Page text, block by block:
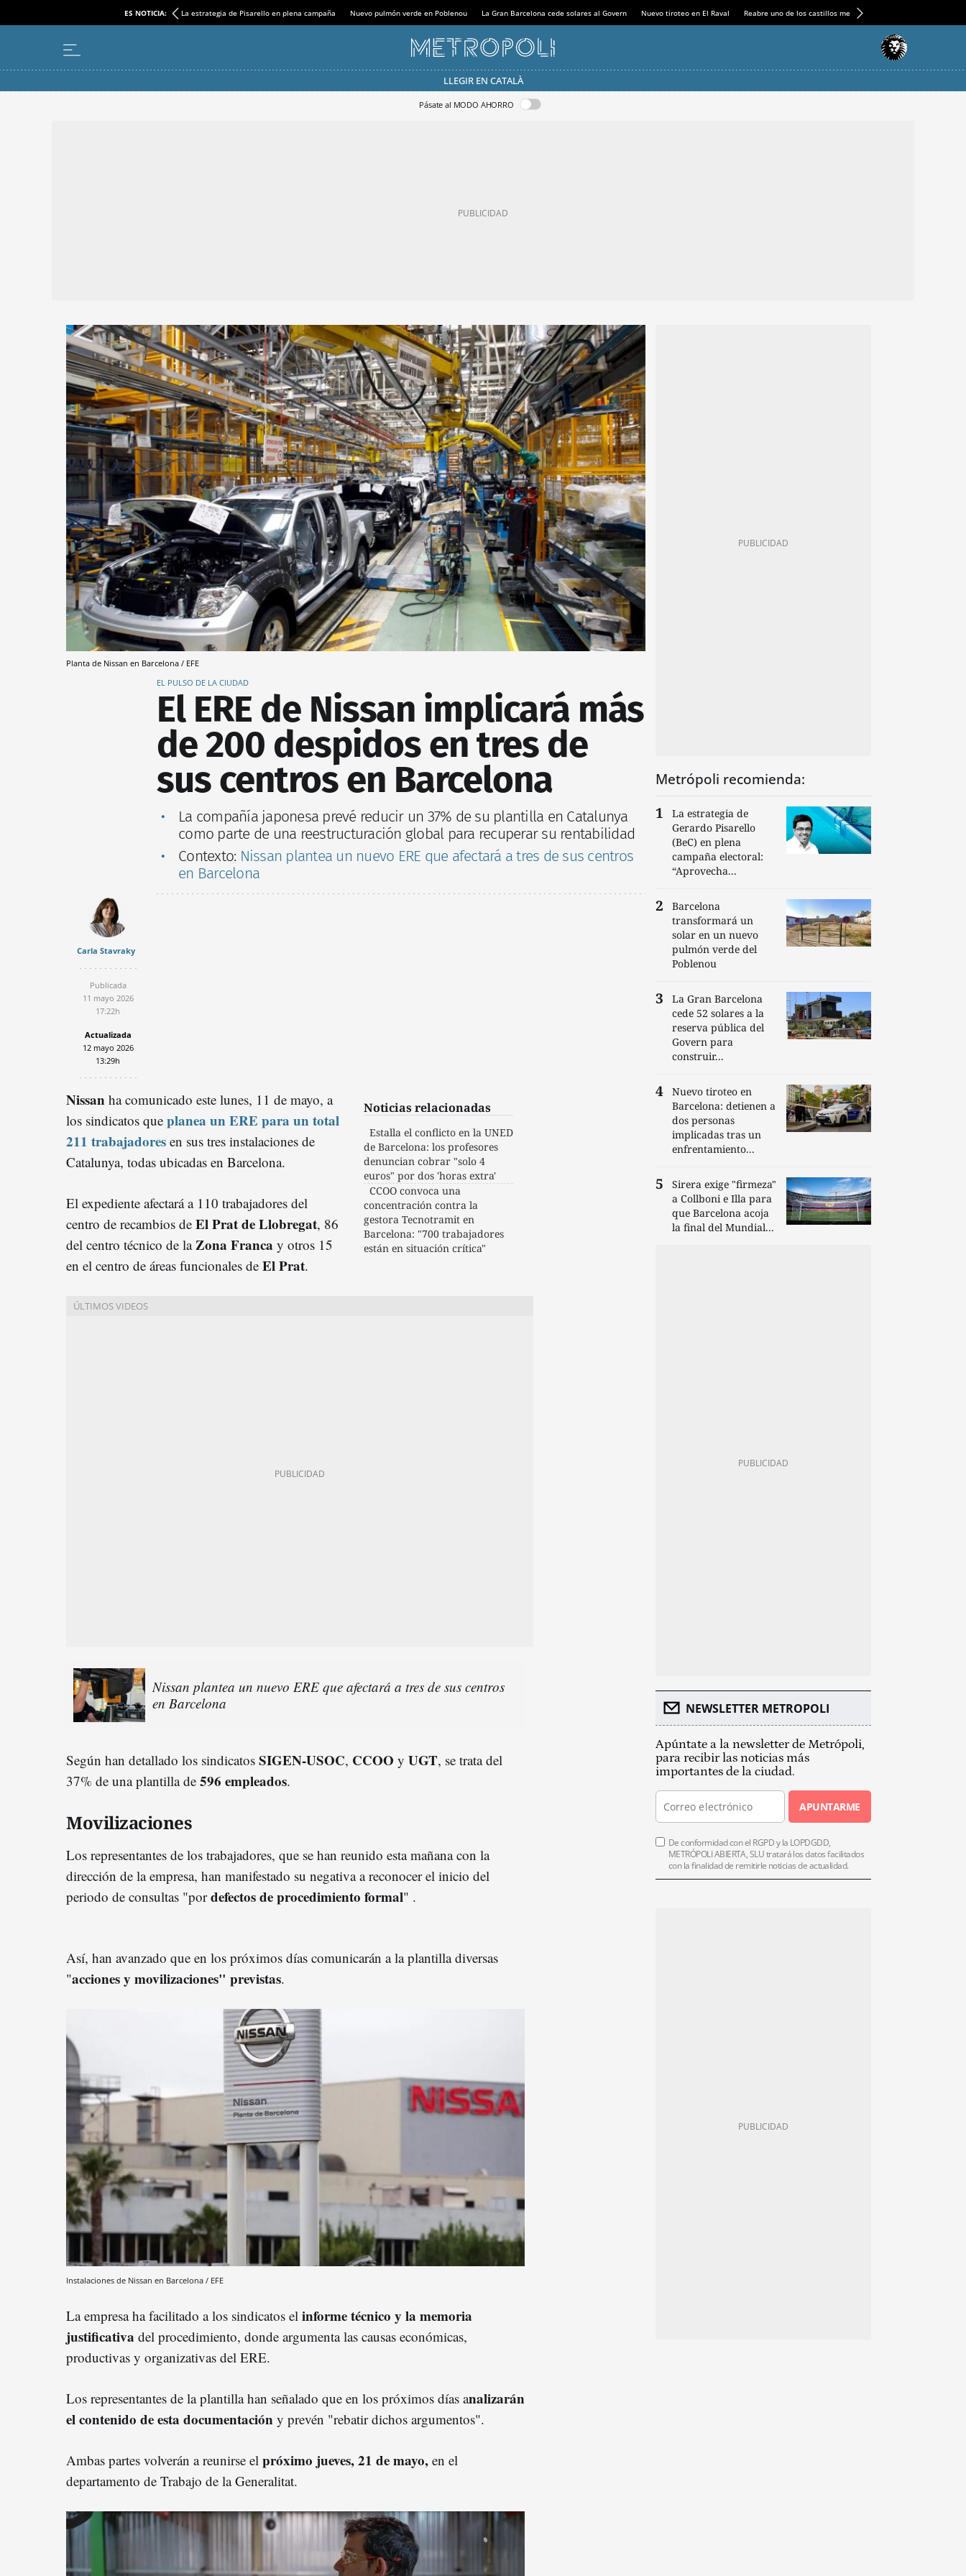
ES NOTICIA: La estrategia de Pisarello en plena campaña Nuevo pulmón verde en Poblenou La Gran Barcelona cede solares al Govern Nuevo tiroteo en El Raval Reabre uno de los castillos medievales más espectaculares
LLEGIR EN CATALÀ
Pásate al MODO AHORRO
Planta de Nissan en Barcelona / EFE
EL PULSO DE LA CIUDAD
El ERE de Nissan implicará más
de 200 despidos en tres de
sus centros en Barcelona
La compañía japonesa prevé reducir un 37% de su plantilla en Catalunya
como parte de una reestructuración global para recuperar su rentabilidad
Contexto: Nissan plantea un nuevo ERE que afectará a tres de sus centros
en Barcelona
Carla Stavraky
Publicada
11 mayo 2026
17:22h
Actualizada
12 mayo 2026
13:29h
Noticias relacionadas
Estalla el conflicto en la UNED
de Barcelona: los profesores
denuncian cobrar "solo 4
euros" por dos 'horas extra'
CCOO convoca una
concentración contra la
gestora Tecnotramit en
Barcelona: "700 trabajadores
están en situación crítica"
Nissan ha comunicado este lunes, 11 de mayo, a
los sindicatos que planea un ERE para un total
211 trabajadores en sus tres instalaciones de
Catalunya, todas ubicadas en Barcelona.
El expediente afectará a 110 trabajadores del
centro de recambios de El Prat de Llobregat, 86
del centro técnico de laZona Franca y otros 15
en el centro de áreas funcionales de El Prat.
Nissan plantea un nuevo ERE que afectará a tres de sus centros
en Barcelona
Según han detallado los sindicatos SIGEN-USOC, CCOO y UGT, se trata del
37% de una plantilla de 596 empleados.
Movilizaciones
Los representantes de los trabajadores, que se han reunido esta mañana con la
dirección de la empresa, han manifestado su negativa a reconocer el inicio del
periodo de consultas "pordefectos de procedimiento formal" .
Así, han avanzado que en los próximos días comunicarán a la plantilla diversas
"acciones y movilizaciones" previstas.
Instalaciones de Nissan en Barcelona / EFE
La empresa ha facilitado a los sindicatos el informe técnico y la memoria
justificativa del procedimiento, donde argumenta las causas económicas,
productivas y organizativas del ERE.
Los representantes de la plantilla han señalado que en los próximos días analizarán
el contenido de esta documentación y prevén "rebatir dichos argumentos".
Ambas partes volverán a reunirse el próximo jueves, 21 de mayo, en el
departamento de Trabajo de la Generalitat.
Metrópoli recomienda:
La estrategia de
Gerardo Pisarello
(BeC) en plena
campaña electoral:
“Aprovecha...
Barcelona
transformará un
solar en un nuevo
pulmón verde del
Poblenou
La Gran Barcelona
cede 52 solares a la
reserva pública del
Govern para
construir...
Nuevo tiroteo en
Barcelona: detienen a
dos personas
implicadas tras un
enfrentamiento...
Sirera exige "firmeza"
a Collboni e Illa para
que Barcelona acoja
la final del Mundial...
NEWSLETTER METROPOLI
Apúntate a la newsletter de Metrópoli,
para recibir las noticias más
importantes de la ciudad.
APUNTARME
De conformidad con el RGPD y la LOPDGDD,
METRÓPOLI ABIERTA, SLU tratará los datos facilitados
con la finalidad de remitirle noticias de actualidad.